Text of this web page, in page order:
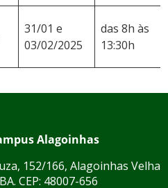
31/01 e
03/02/2025
das 8h às
13:30h
Alagoinhas
152/166, Alagoinhas Velha
CEP: 48007-656